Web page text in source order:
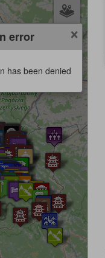
×
error
has been denied